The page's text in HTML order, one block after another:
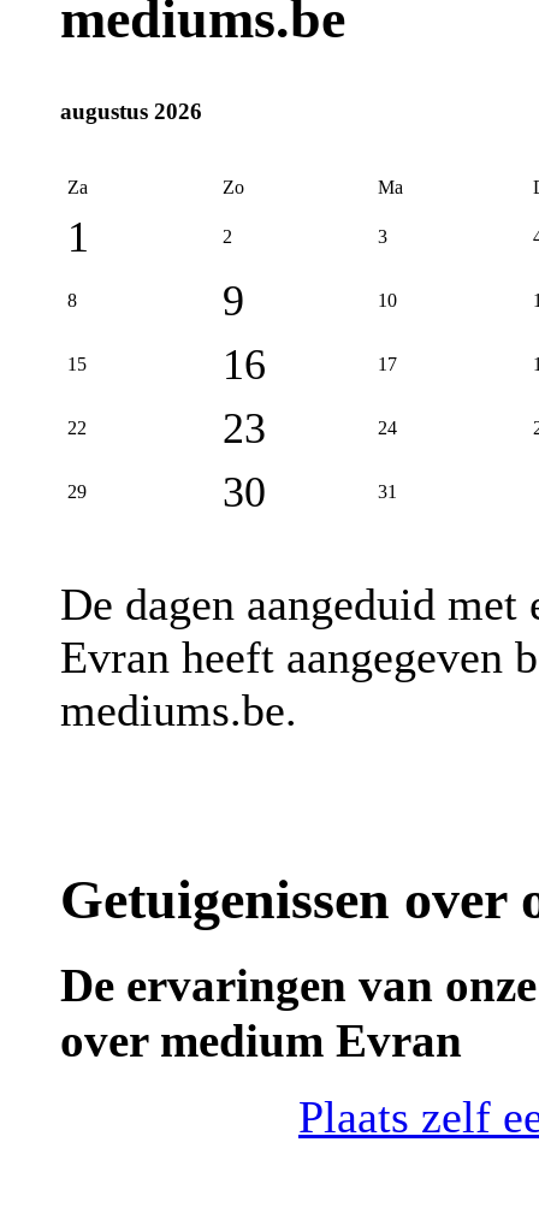
mediums.be
augustus 2026
Za Zo Ma
1 2 3
8 9 10
15 16 17
22 23 24
29 30 31
De dagen aangeduid met
Evran heeft aangegeven
mediums.be.
Getuigenissen over
De ervaringen van
over medium Evran
Plaats zelf